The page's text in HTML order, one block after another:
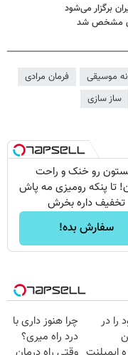
برگزار می‌شود
مشخص شد
موسیقی
فرمان مرادی
ساز سازی
رو خنک و راحت
تا پنکه رومیزی مه پاش
تخفیف داره بخرش
سفارش بده!
را در
چرا هنوز داری با
درد راه میری؟